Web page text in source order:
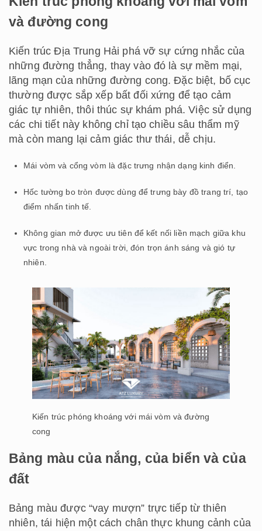
và đường cong
Kiến trúc Địa Trung Hải phá vỡ sự cứng nhắc của
những đường thẳng, thay vào đó là sự mềm mại,
lãng mạn của những đường cong. Đặc biệt, bố cục
thường được sắp xếp bất đối xứng để tạo cảm
giác tự nhiên, thôi thúc sự khám phá. Việc sử dụng
các chi tiết này không chỉ tạo chiều sâu thẩm mỹ
mà còn mang lại cảm giác thư thái, dễ chịu.
Mái vòm và cổng vòm là đặc trưng nhận dạng kinh điển.
Hốc tường bo tròn được dùng để trưng bày đồ trang trí, tạo
điểm nhấn tinh tế.
Không gian mở được ưu tiên để kết nối liền mạch giữa khu
vực trong nhà và ngoài trời, đón trọn ánh sáng và gió tự
nhiên.
Kiến trúc phóng khoáng với mái vòm và đường
cong
Bảng màu của nắng, của biển và của
đất
Bảng màu được “vay mượn” trực tiếp từ thiên
nhiên, tái hiện một cách chân thực khung cảnh của